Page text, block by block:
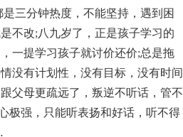
三分钟热度，不能坚持，遇到困
不改;八九岁了，正是孩子学习的
一提学习孩子就讨价还价;总是拖
没有计划性，没有目标，没有时间
父母更疏远了，叛逆不听话，管不
极强，只能听表扬和好话，听不得